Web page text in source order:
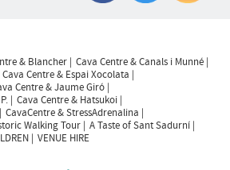
& Blancher
Cava Centre & Canals i Munné
Cava Centre & Espai Xocolata
Centre & Jaume Giró
Cava Centre & Hatsukoi
CavaCentre & StressAdrenalina
Walking Tour
A Taste of Sant Sadurní
VENUE HIRE